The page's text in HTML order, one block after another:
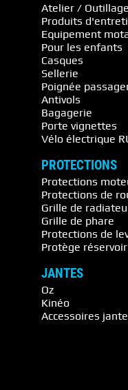
Atelier / Outillage
Produits
Equipement
Pour les enfants
Casques
Sellerie
Poignée
Antivols
Bagagerie
Porte vignettes
Vélo électrique
PROTECTIONS
Protections
Protections de
Grille de
Grille de phare
Protections de
Protège réservoir
JANTES
Oz
Kinéo
Accessoires